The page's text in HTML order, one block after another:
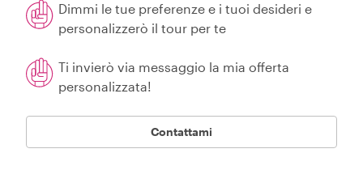
Dimmi le tue preferenze e i tuoi desideri e
personalizzerò il tour per te
Ti invierò via messaggio la mia offerta
personalizzata!
Contattami